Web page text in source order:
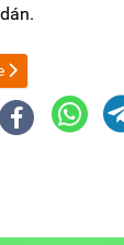
de EEUU
Juan